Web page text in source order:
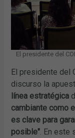
El presidente del
El presidente del
discurso la
línea estratégica
cambiante como
es clave para
posible" . En